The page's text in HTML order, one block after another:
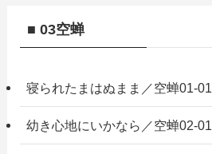
■ 03空蝉
寝られたまはぬまま／空蝉01-01
幼き心地にいかなら／空蝉02-01